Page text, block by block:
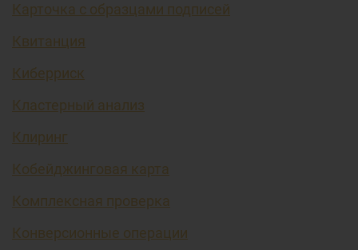
Карточка с образцами подписей
Квитанция
Киберриск
Кластерный анализ
Клиринг
Кобейджинговая карта
Комплексная проверка
Конверсионные операции